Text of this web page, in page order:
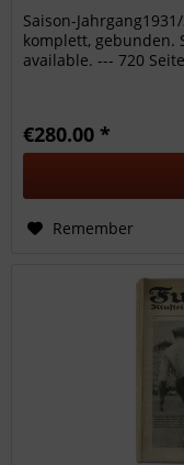
Saison-
komplett, gebunden.
available. --- 720
€280.00 *
Remember